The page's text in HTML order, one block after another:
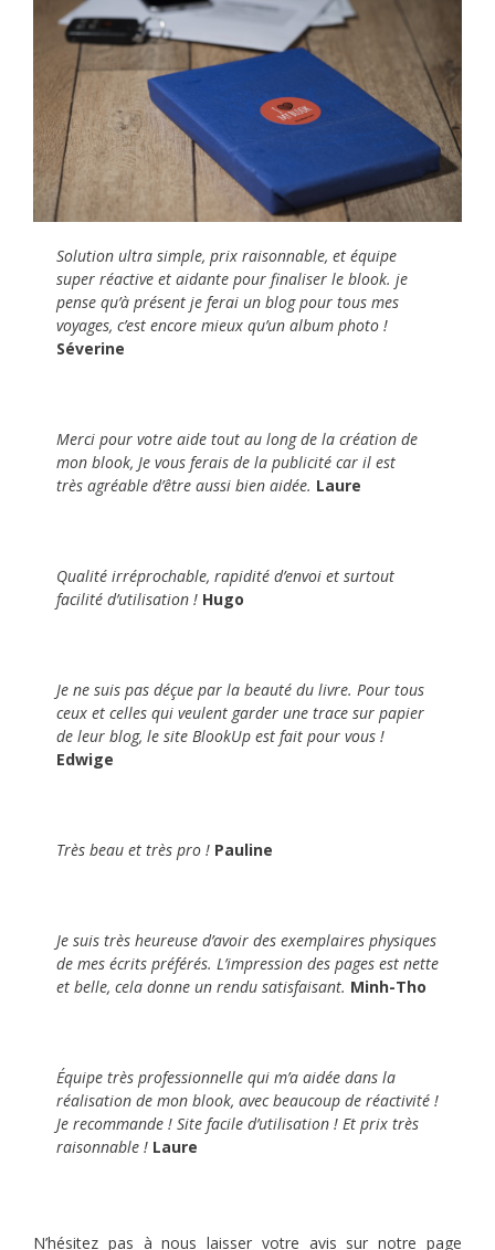
Solution ultra simple, prix raisonnable, et équipe
super réactive et aidante pour finaliser le blook. je
pense qu’à présent je ferai un blog pour tous mes
voyages, c’est encore mieux qu’un album photo !
Séverine
Merci pour votre aide tout au long de la création de
mon blook, Je vous ferais de la publicité car il est
très agréable d’être aussi bien aidée. Laure
Qualité irréprochable, rapidité d’envoi et surtout
facilité d’utilisation ! Hugo
Je ne suis pas déçue par la beauté du livre. Pour tous
ceux et celles qui veulent garder une trace sur papier
de leur blog, le site BlookUp est fait pour vous !
Edwige
Très beau et très pro ! Pauline
Je suis très heureuse d’avoir des exemplaires physiques
de mes écrits préférés. L’impression des pages est nette
et belle, cela donne un rendu satisfaisant. Minh-Tho
Équipe très professionnelle qui m’a aidée dans la
réalisation de mon blook, avecbeaucoup de réactivité !
Je recommande ! Site facile d’utilisation ! Et prix très
raisonnable ! Laure
N’hésitez pas à nous laisser votre avis sur notre page